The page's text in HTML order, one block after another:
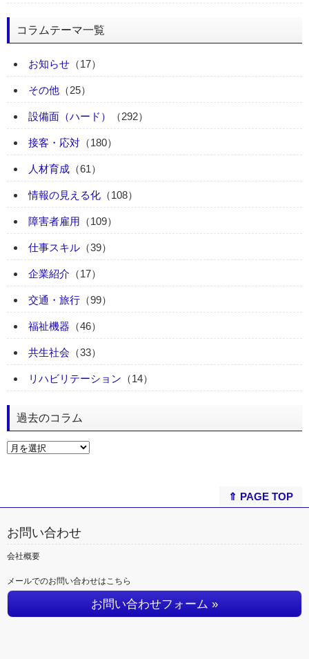
コラムテーマ一覧
お知らせ （17）
その他 （25）
設備面（ハード） （292）
接客・応対 （180）
人材育成 （61）
情報の見える化 （108）
障害者雇用 （109）
仕事スキル （39）
企業紹介 （17）
交通・旅行 （99）
福祉機器 （46）
共生社会 （33）
リハビリテーション （14）
過去のコラム
⇑ PAGE TOP
お問い合わせ
会社概要
メールでのお問い合わせはこちら
お問い合わせフォーム »